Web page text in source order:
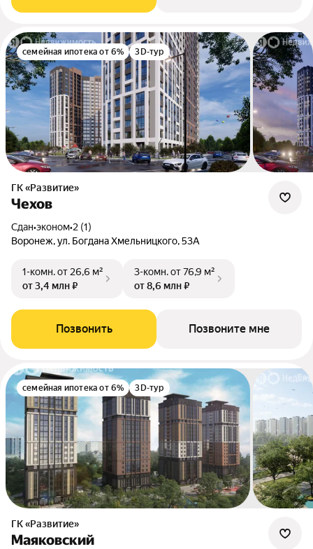
семейная ипотека от 6% 3D-тур
ГК «Развитие»
Чехов
Сдан•эконом•2 (1)
Воронеж, ул. Богдана Хмельницкого, 53А
1-комн.от 26,6 м²
от 3,4 млн ₽
3-комн.от 76,9 м²
от 8,6 млн ₽
Позвонить Позвоните мне
семейная ипотека от 6% 3D-тур
ГК «Развитие»
Маяковский